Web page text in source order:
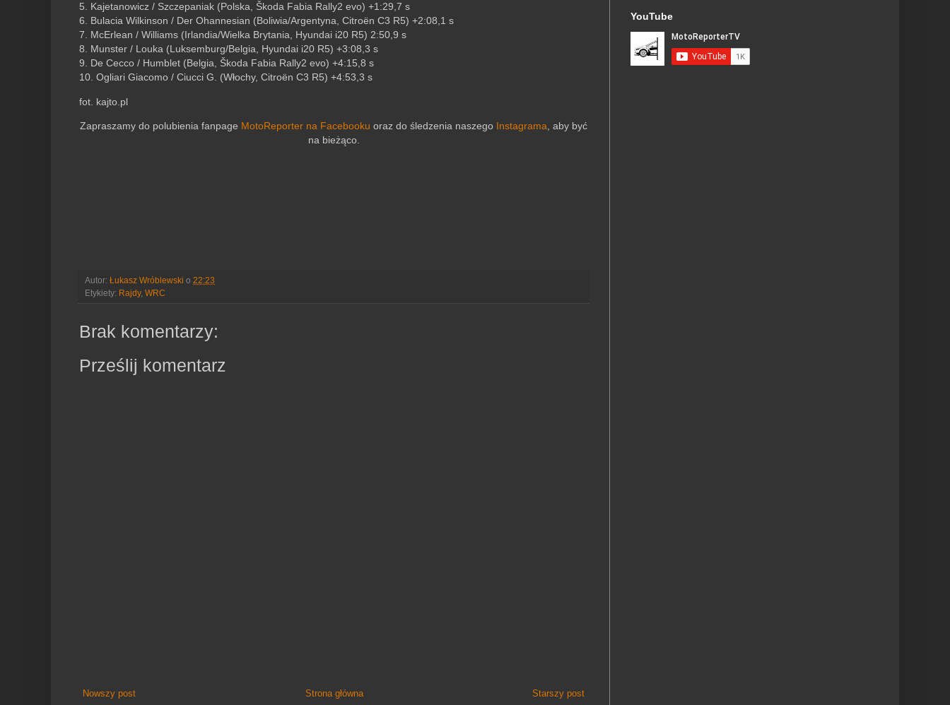
5. Kajetanowicz / Szczepaniak (Polska, Škoda Fabia Rally2 evo) +1:29,7 s
6. Bulacia Wilkinson / Der Ohannesian (Boliwia/Argentyna, Citroën C3 R5) +2:08,1 s
7. McErlean / Williams (Irlandia/Wielka Brytania, Hyundai i20 R5) 2:50,9 s
8. Munster / Louka (Luksemburg/Belgia, Hyundai i20 R5) +3:08,3 s
9. De Cecco / Humblet (Belgia, Škoda Fabia Rally2 evo) +4:15,8 s
10. Ogliari Giacomo / Ciucci G. (Włochy, Citroën C3 R5) +4:53,3 s
fot. kajto.pl
Zapraszamy do polubienia fanpage MotoReporter na Facebooku oraz do śledzenia naszego Instagrama , aby być
na bieżąco.
Autor: Łukasz Wróblewski o 22:23
Etykiety: Rajdy, WRC
Brak komentarzy:
Prześlij komentarz
Nowszy post Starszy post
Strona główna
YouTube